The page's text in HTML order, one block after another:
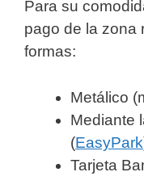
Para su
pago de la zona
formas:
Metálico
Mediante
(EasyPark
Tarjeta